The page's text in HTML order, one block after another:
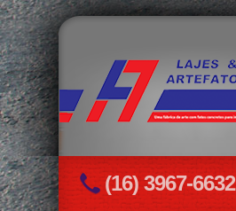
(16) 3967-6632